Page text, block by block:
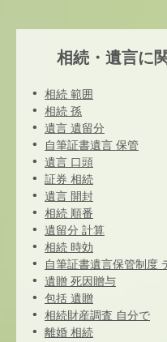
相続・遺言に
相続 範囲
相続 孫
遺言 遺留分
自筆証書遺言 保管
遺言 口頭
証券 相続
遺言 開封
相続 順番
遺留分 計算
相続 時効
自筆証書遺言保管制度
遺贈 死因贈与
包括 遺贈
相続財産調査 自分で
離婚 相続